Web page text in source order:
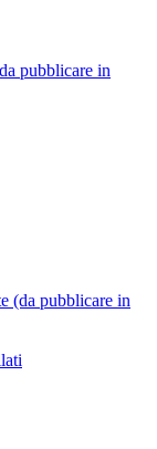
pubblicare in
(da pubblicare in